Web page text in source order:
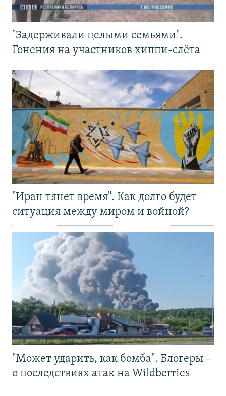
"Задерживали целыми семьями".
Гонения на участников хиппи-слёта
"Иран тянет время". Как долго будет
ситуация между миром и войной?
"Может ударить, как бомба". Блогеры –
о последствиях атак на Wildberries